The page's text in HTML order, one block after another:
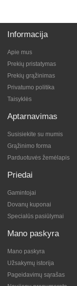
Informacija
Apie mus
Prekių pristatymas
Prekių grąžinimas
Privatumo politika
Taisyklės
Aptarnavimas
Susisiekite su mumis
Grąžinimo forma
Parduotuvės žemėlapis
Priedai
Gamintojai
Dovanų kuponai
Specialūs pasiūlymai
Mano paskyra
Mano paskyra
Užsakymų istorija
Pageidavimų sąrašas